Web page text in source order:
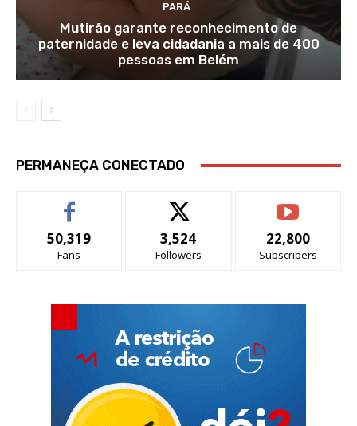
PARÁ
Mutirão garante reconhecimento de
paternidade e leva cidadania a mais de 400
pessoas em Belém
PERMANEÇA CONECTADO
50,319
Fans
3,524
Followers
22,800
Subscribers